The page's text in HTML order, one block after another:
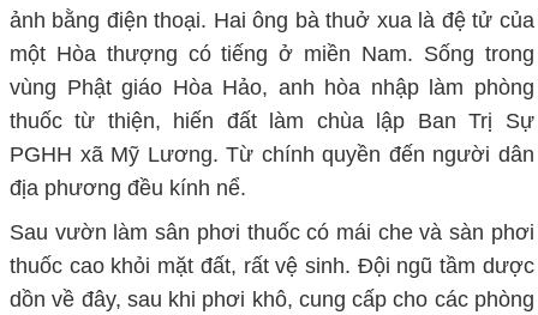
ảnh bằng điện thoại. Hai ông bà thuở xua là đệ tử của
một Hòa thượng có tiếng ở miền Nam. Sống trong
vùng Phật giáo Hòa Hảo, anh hòa nhập làm phòng
thuốc từ thiện, hiến đất làm chùa lập Ban Trị Sự
PGHH xã Mỹ Lương. Từ chính quyền đến người dân
địa phương đều kính nể.
Sau vườn làm sân phơi thuốc có mái che và sàn phơi
thuốc cao khỏi mặt đất, rất vệ sinh. Đội ngũ tầm dược
dồn về đây, sau khi phơi khô, cung cấp cho các phòng